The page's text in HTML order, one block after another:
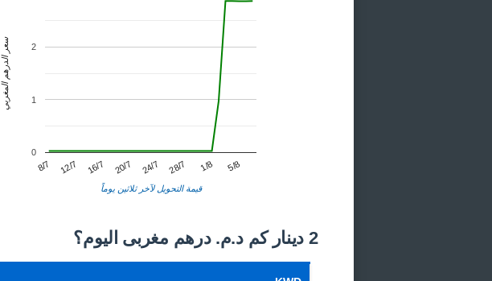
8/7 12/7 16/7 20/7 24/7 28/7 1/8 5/8
0
1
2
قيمة التحويل لآخر ثلاثين يوماً
سعر الدرهم المغربي
2 دينار كم د.م.‏ درهم مغربى اليوم؟